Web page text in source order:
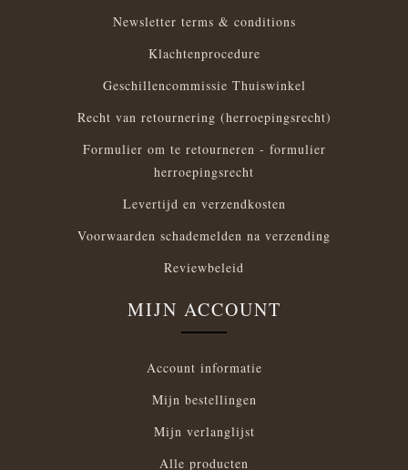
Newsletter terms & conditions
Klachtenprocedure
Geschillencommissie Thuiswinkel
Recht van retournering (herroepingsrecht)
Formulier om te retourneren - formulier
herroepingsrecht
Levertijd en verzendkosten
Voorwaarden schademelden na verzending
Reviewbeleid
MIJN ACCOUNT
Account informatie
Mijn bestellingen
Mijn verlanglijst
Alle producten